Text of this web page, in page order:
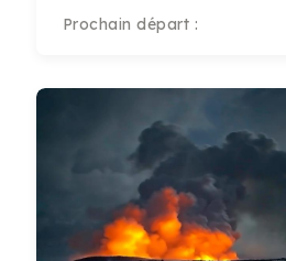
Prochain départ :